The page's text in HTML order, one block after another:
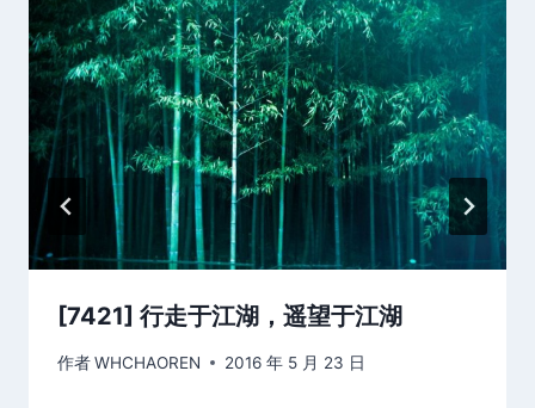
[7421] 行走于江湖，遥望于江湖
作者WHCHAOREN 2016 年 5 月 23 日